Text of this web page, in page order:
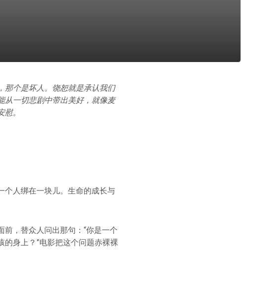
那个是坏人。饶恕就是承认我们
从一切悲剧中带出美好，就像麦
。
个人绑在一块儿。生命的成长与
前，替众人问出那句：“你是一个
身上？”电影把这个问题赤裸裸